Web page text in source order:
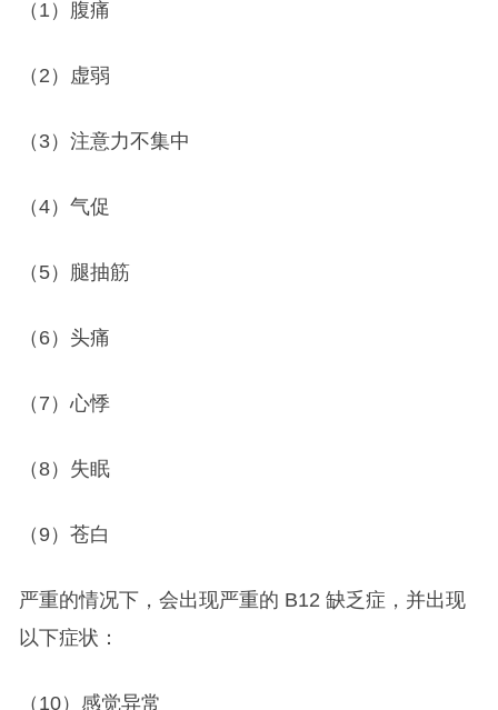
（1）腹痛
（2）虚弱
（3）注意力不集中
（4）气促
（5）腿抽筋
（6）头痛
（7）心悸
（8）失眠
（9）苍白
严重的情况下，会出现严重的 B12 缺乏症，并出现
以下症状：
（10）感觉异常